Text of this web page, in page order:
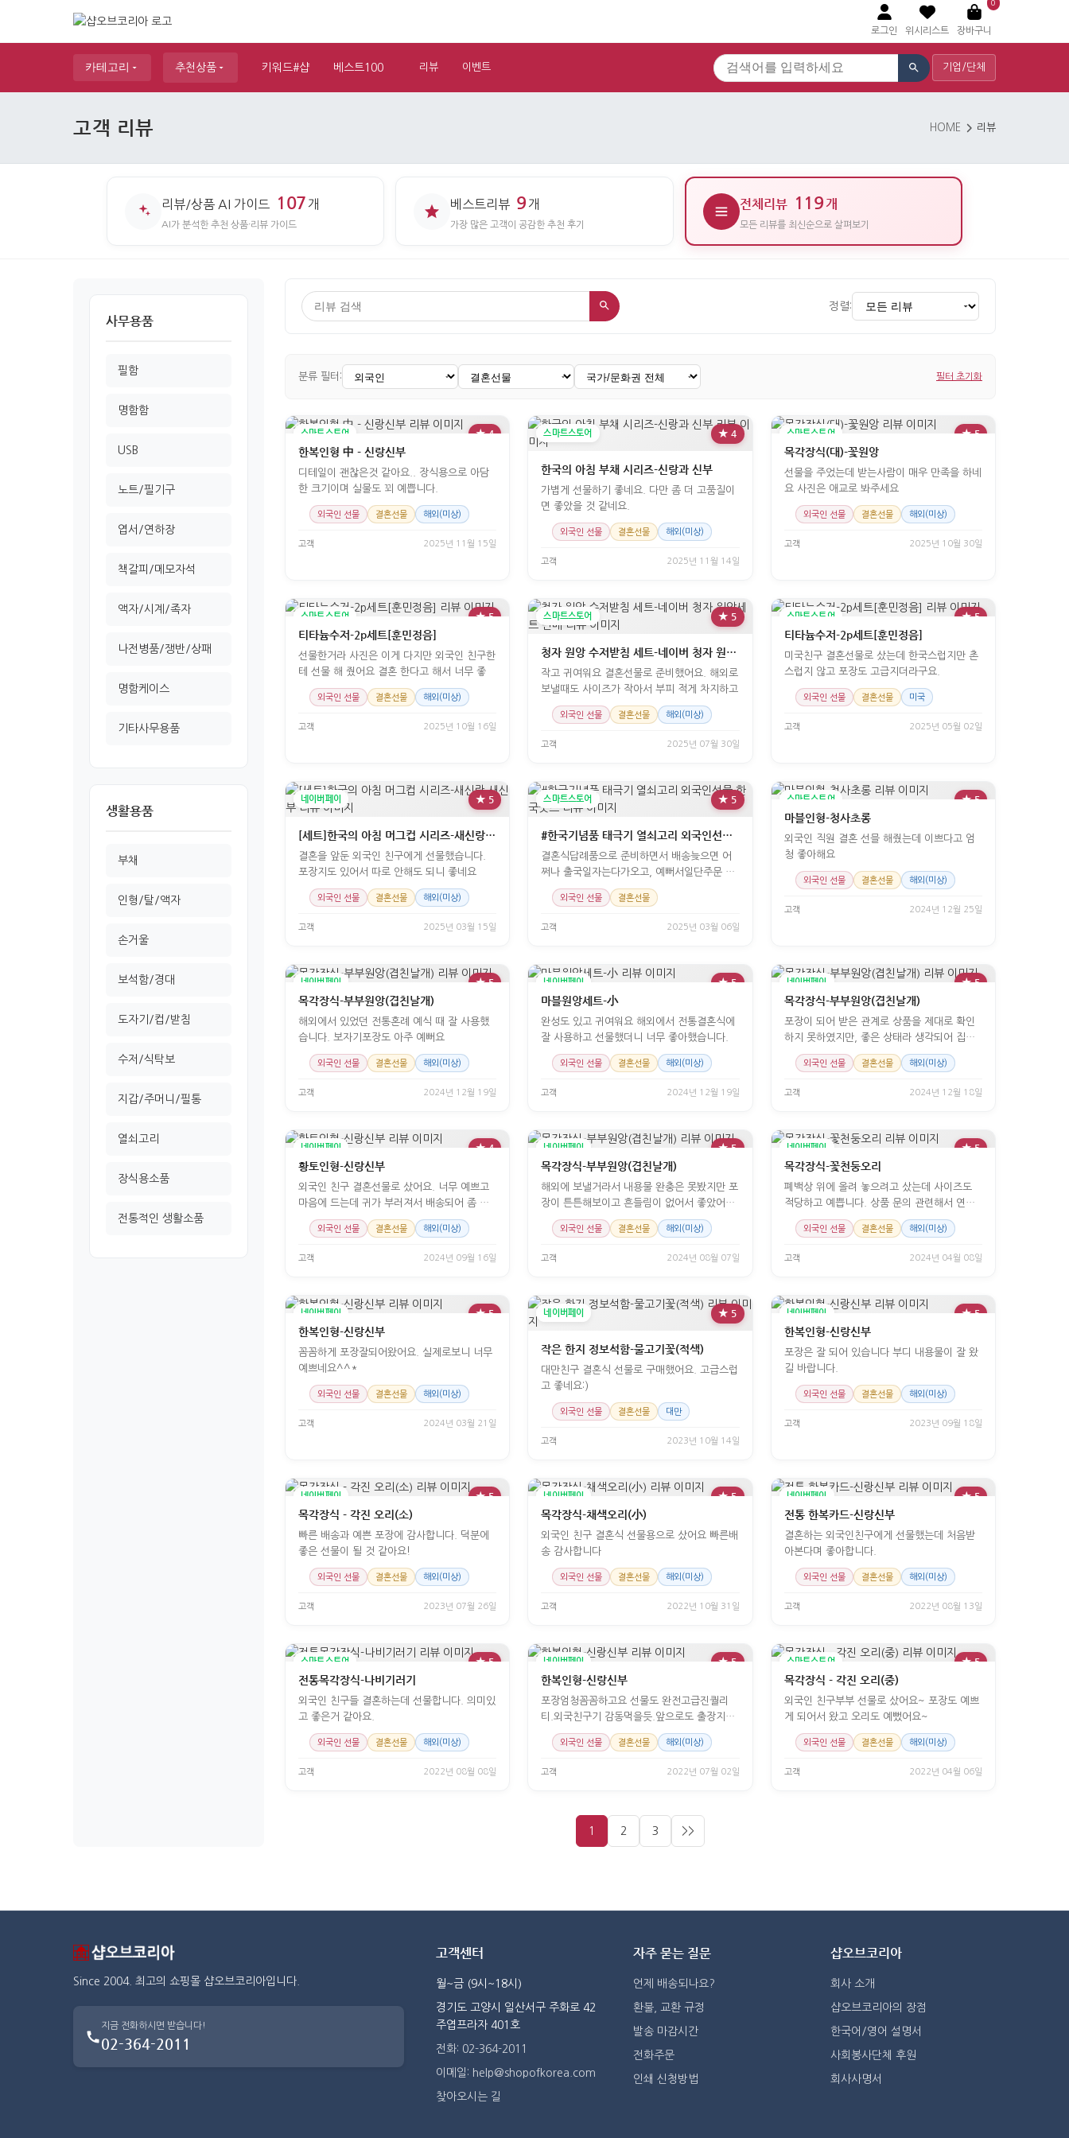
로그인 위시리스트
0
장바구니
카테고리 추천상품 키워드#샵 베스트100 리뷰 이벤트 기업/단체
고객 리뷰 HOME 리뷰
리뷰/상품 AI 가이드 107 개
AI가 분석한 추천 상품·리뷰 가이드
베스트리뷰 9 개
가장 많은 고객이 공감한 추천 후기
전체리뷰 119 개
모든 리뷰를 최신순으로 살펴보기
사무용품
필함
명함함
USB
노트/필기구
엽서/연하장
책갈피/메모자석
액자/시계/족자
나전병품/쟁반/상패
명함케이스
기타사무용품
생활용품
부채
인형/탈/액자
손거울
보석함/경대
도자기/컵/받침
수저/식탁보
지갑/주머니/필통
열쇠고리
장식용소품
전통적인 생활소품
정렬:
분류 필터: 필터 초기화
스마트스토어 ★ 4
한복인형 中 - 신랑신부
디테일이 괜찮은것 같아요.. 장식용으로 아담
한 크기이며 실물도 꾀 예쁩니다.
외국인 선물 결혼선물 해외(미상)
고객 2025년 11월 15일
스마트스토어 ★ 4
한국의 아침 부채 시리즈-신랑과 신부
가볍게 선물하기 좋네요. 다만 좀 더 고품질이
면 좋았을 것 같네요.
외국인 선물 결혼선물 해외(미상)
고객 2025년 11월 14일
스마트스토어 ★ 5
목각장식(대)-꽃원앙
선물을 주었는데 받는사람이 매우 만족을 하네
요 사진은 애교로 봐주세요
외국인 선물 결혼선물 해외(미상)
고객 2025년 10월 30일
스마트스토어 ★ 5
티타늄수저-2p세트[훈민정음]
선물한거라 사진은 이게 다지만 외국인 친구한
테 선물 해 줬어요 결혼 한다고 해서 너무 좋
외국인 선물 결혼선물 해외(미상)
고객 2025년 10월 16일
스마트스토어 ★ 5
청자 원앙 수저받침 세트-네이버 청자 원앙세트 판매
작고 귀여워요 결혼선물로 준비했어요. 해외로
보낼때도 사이즈가 작아서 부피 적게 차지하고
외국인 선물 결혼선물 해외(미상)
고객 2025년 07월 30일
스마트스토어 ★ 5
티타늄수저-2p세트[훈민정음]
미국친구 결혼선물로 샀는데 한국스럽지만 촌
스럽지 않고 포장도 고급지더라구요.
외국인 선물 결혼선물 미국
고객 2025년 05월 02일
네이버페이 ★ 5
[세트]한국의 아침 머그컵 시리즈-새신랑,새신부
결혼을 앞둔 외국인 친구에게 선물했습니다.
포장지도 있어서 따로 안해도 되니 좋네요
외국인 선물 결혼선물 해외(미상)
고객 2025년 03월 15일
스마트스토어 ★ 5
#한국기념품 태극기 열쇠고리 외국인선물 한국굿즈
결혼식답례품으로 준비하면서 배송늦으면 어
쩌나 출국일자는다가오고, 예뻐서일단주문 배
송빠르고
외국인 선물 결혼선물
고객 2025년 03월 06일
스마트스토어 ★ 5
마블인형-청사초롱
외국인 직원 결혼 선믈 해줬는데 이쁘다고 엄
청 좋아해요
외국인 선물 결혼선물 해외(미상)
고객 2024년 12월 25일
네이버페이 ★ 5
목각장식-부부원앙(겹친날개)
해외에서 있었던 전통혼례 예식 때 잘 사용했
습니다. 보자기포장도 아주 예뻐요
외국인 선물 결혼선물 해외(미상)
고객 2024년 12월 19일
네이버페이 ★ 5
마블원앙세트-小
완성도 있고 귀여워요 해외에서 전통결혼식에
잘 사용하고 선물했더니 너무 좋아했습니다.
외국인 선물 결혼선물 해외(미상)
고객 2024년 12월 19일
네이버페이 ★ 5
목각장식-부부원앙(겹친날개)
포장이 되어 받은 관계로 상품을 제대로 확인
하지 못하였지만, 좋은 상태라 생각되어 집니
다.. 많이 파세요...
외국인 선물 결혼선물 해외(미상)
고객 2024년 12월 18일
네이버페이 ★ 4
황토인형-신랑신부
외국인 친구 결혼선물로 샀어요. 너무 예쁘고
마음에 드는데 귀가 부러져서 배송되어 좀 속
상했습니다ㅜㅜ ...
외국인 선물 결혼선물 해외(미상)
고객 2024년 09월 16일
네이버페이 ★ 5
목각장식-부부원앙(겹친날개)
해외에 보낼거라서 내용물 완충은 못봤지만 포
장이 튼튼해보이고 흔들림이 없어서 좋았어요
포장도 예쁨^^&...
외국인 선물 결혼선물 해외(미상)
고객 2024년 08월 07일
네이버페이 ★ 5
목각장식-꽃천둥오리
폐백상 위에 올려 놓으려고 샀는데 사이즈도
적당하고 예쁩니다. 상품 문의 관련해서 연락
했을때 친절하고 빠른 답변들도 주셔서 감사했
습니다.
외국인 선물 결혼선물 해외(미상)
고객 2024년 04월 08일
네이버페이 ★ 5
한복인형-신랑신부
꼼꼼하게 포장잘되어왔어요. 실제로보니 너무
예쁘네요^^*
외국인 선물 결혼선물 해외(미상)
고객 2024년 03월 21일
네이버페이 ★ 5
작은 한지 정보석함-물고기꽃(적색)
대만친구 결혼식 선물로 구매했어요. 고급스럽
고 좋네요:)
외국인 선물 결혼선물 대만
고객 2023년 10월 14일
네이버페이 ★ 5
한복인형-신랑신부
포장은 잘 되어 있습니다 부디 내용물이 잘 왔
길 바랍니다.
외국인 선물 결혼선물 해외(미상)
고객 2023년 09월 18일
네이버페이 ★ 5
목각장식 - 각진 오리(소)
빠른 배송과 예쁜 포장에 감사합니다. 덕분에
좋은 선물이 될 것 같아요!
외국인 선물 결혼선물 해외(미상)
고객 2023년 07월 26일
네이버페이 ★ 5
목각장식-채색오리(小)
외국인 친구 결혼식 선물용으로 샀어요 빠른배
송 감사합니다
외국인 선물 결혼선물 해외(미상)
고객 2022년 10월 31일
네이버페이 ★ 5
전통 한복카드-신랑신부
결혼하는 외국인친구에게 선물했는데 처음받
아본다며 좋아합니다.
외국인 선물 결혼선물 해외(미상)
고객 2022년 08월 13일
스마트스토어 ★ 5
전통목각장식-나비기러기
외국인 친구들 결혼하는데 선물합니다. 의미있
고 좋은거 같아요.
외국인 선물 결혼선물 해외(미상)
고객 2022년 08월 08일
네이버페이 ★ 5
한복인형-신랑신부
포장엄청꼼꼼하고요 선물도 완전고급진퀄리
티.외국친구기 감동먹을듯.앞으로도 출장지두
가는데 여기선믈으루힐라고요
외국인 선물 결혼선물 해외(미상)
고객 2022년 07월 02일
스마트스토어 ★ 5
목각장식 - 각진 오리(중)
외국인 친구부부 선물로 샀어요~ 포장도 예쁘
게 되어서 왔고 오리도 예뻤어요~
외국인 선물 결혼선물 해외(미상)
고객 2022년 04월 06일
1 2 3 >>
Since 2004. 최고의 쇼핑몰 샵오브코리아입니다.
지금 전화하시면 받습니다!
02-364-2011
고객센터
월~금 (9시~18시)
경기도 고양시 일산서구 주화로 42
주엽프라자 401호
전화: 02-364-2011
이메일: help@shopofkorea.com
찾아오시는 길
자주 묻는 질문
언제 배송되나요?
환불, 교환 규정
발송 마감시간
전화주문
인쇄 신청방법
샵오브코리아
회사 소개
샵오브코리아의 장점
한국어/영어 설명서
사회봉사단체 후원
회사사명서